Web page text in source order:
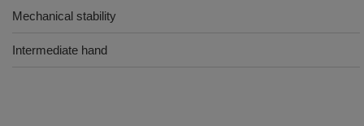
Mechanical stability
Intermediate hand